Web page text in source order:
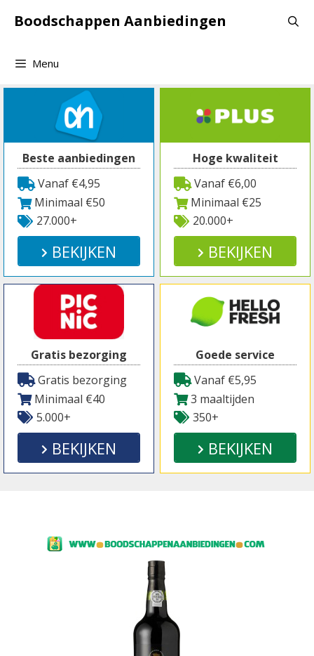
naarBoodschappen Aanbiedingen
Menu
Beste aanbiedingen
Vanaf €4,95
Minimaal €50
27.000+
BEKIJKEN
Hoge kwaliteit
Vanaf €6,00
Minimaal €25
20.000+
BEKIJKEN
Gratis bezorging
Gratis bezorging
Minimaal €40
5.000+
BEKIJKEN
Goede service
Vanaf €5,95
3 maaltijden
350+
BEKIJKEN